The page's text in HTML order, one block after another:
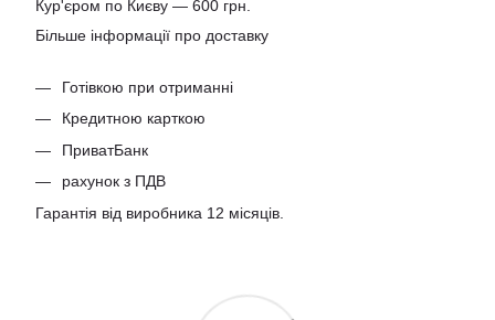
Кур'єром по Києву — 600 грн.
Більше інформації про доставку
Готівкою при отриманні
Кредитною карткою
ПриватБанк
рахунок з ПДВ
Гарантія від виробника 12 місяців.